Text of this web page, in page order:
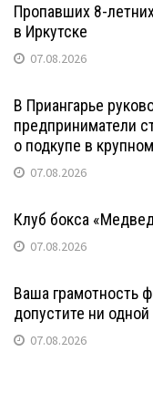
Пропавших 8-
в Иркутске
07.08.2026
В Приангарье
предприниматели
о подкупе в
07.08.2026
Клуб бокса
07.08.2026
Ваша грамотность
допустите ни
07.08.2026